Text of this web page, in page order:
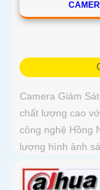
Camera Giám
chất lượng cao
công nghệ Hồng
lượng hình ảnh